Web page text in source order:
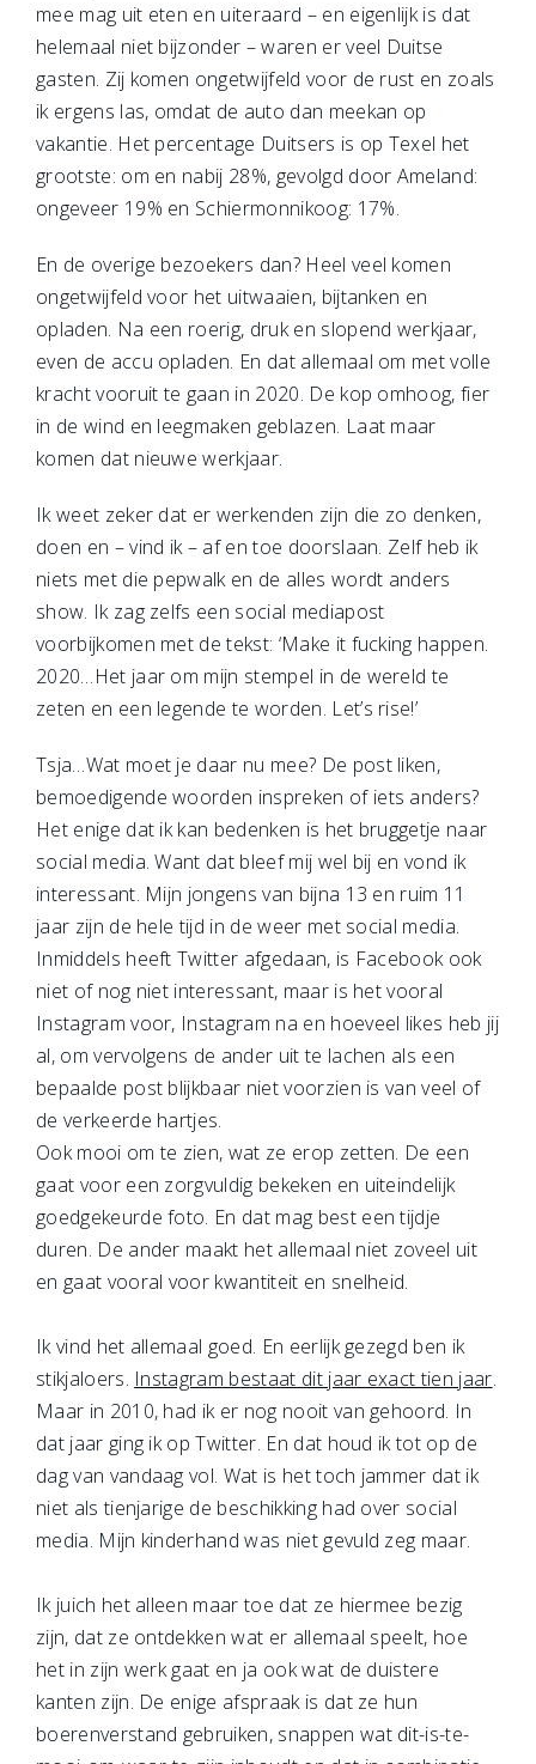
mee mag uit eten en uiteraard – en eigenlijk is dat
helemaal niet bijzonder – waren er veel Duitse
gasten. Zij komen ongetwijfeld voor de rust en zoals
ik ergens las, omdat de auto dan meekan op
vakantie. Het percentage Duitsers is op Texel het
grootste: om en nabij 28%, gevolgd door Ameland:
ongeveer 19% en Schiermonnikoog: 17%.
En de overige bezoekers dan? Heel veel komen
ongetwijfeld voor het uitwaaien, bijtanken en
opladen. Na een roerig, druk en slopend werkjaar,
even de accu opladen. En dat allemaal om met volle
kracht vooruit te gaan in 2020. De kop omhoog, fier
in de wind en leegmaken geblazen. Laat maar
komen dat nieuwe werkjaar.
Ik weet zeker dat er werkenden zijn die zo denken,
doen en – vind ik – af en toe doorslaan. Zelf heb ik
niets met die pepwalk en de alles wordt anders
show. Ik zag zelfs een social mediapost
voorbijkomen met de tekst: ‘Make it fucking happen.
2020…Het jaar om mijn stempel in de wereld te
zeten en een legende te worden. Let’s rise!’
Tsja…Wat moet je daar nu mee? De post liken,
bemoedigende woorden inspreken of iets anders?
Het enige dat ik kan bedenken is het bruggetje naar
social media. Want dat bleef mij wel bij en vond ik
interessant. Mijn jongens van bijna 13 en ruim 11
jaar zijn de hele tijd in de weer met social media.
Inmiddels heeft Twitter afgedaan, is Facebook ook
niet of nog niet interessant, maar is het vooral
Instagram voor, Instagram na en hoeveel likes heb jij
al, om vervolgens de ander uit te lachen als een
bepaalde post blijkbaar niet voorzien is van veel of
de verkeerde hartjes.
Ook mooi om te zien, wat ze erop zetten. De een
gaat voor een zorgvuldig bekeken en uiteindelijk
goedgekeurde foto. En dat mag best een tijdje
duren. De ander maakt het allemaal niet zoveel uit
en gaat vooral voor kwantiteit en snelheid.
Ik vind het allemaal goed. En eerlijk gezegd ben ik
stikjaloers. Instagram bestaat dit jaar exact tien jaar.
Maar in 2010, had ik er nog nooit van gehoord. In
dat jaar ging ik op Twitter. En dat houd ik tot op de
dag van vandaag vol. Wat is het toch jammer dat ik
niet als tienjarige de beschikking had over social
media. Mijn kinderhand was niet gevuld zeg maar.
Ik juich het alleen maar toe dat ze hiermee bezig
zijn, dat ze ontdekken wat er allemaal speelt, hoe
het in zijn werk gaat en ja ook wat de duistere
kanten zijn. De enige afspraak is dat ze hun
boerenverstand gebruiken, snappen wat dit-is-te-